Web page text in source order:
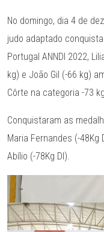
No domingo, dia 4 de
judo adaptado
Portugal ANNDI 2022,
kg) e João Gil (-66 kg)
Côrte na categoria -73
Conquistaram as
Maria Fernandes (-48Kg
Abílio (-78Kg DI).